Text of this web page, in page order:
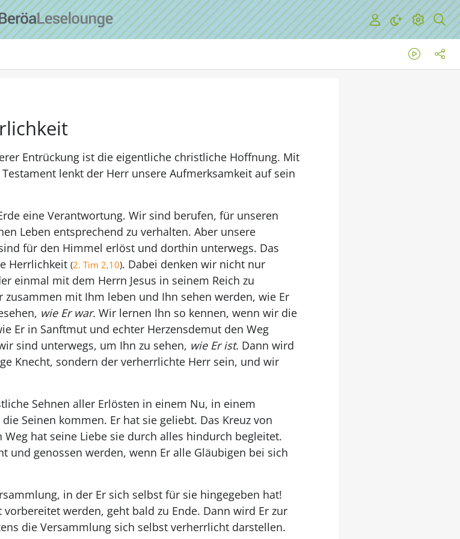
Entrückung ist die eigentliche christliche Hoffnung. Mit
lenkt der Herr unsere Aufmerksamkeit auf sein
eine Verantwortung. Wir sind berufen, für unseren
Leben entsprechend zu verhalten. Aber unsere
für den Himmel erlöst und dorthin unterwegs. Das
Herrlichkeit (2. Tim 2,10). Dabei denken wir nicht nur
einmal mit dem Herrn Jesus in seinem Reich zu
zusammen mit Ihm leben und Ihn sehen werden, wie Er
wie Er war. Wir lernen Ihn so kennen, wenn wir die
Er in Sanftmut und echter Herzensdemut den Weg
sind unterwegs, um Ihn zu sehen, wie Er ist. Dann wird
Knecht, sondern der verherrlichte Herr sein, und wir
Sehnen aller Erlösten in einem Nu, in einem
Seinen kommen. Er hat sie geliebt. Das Kreuz von
Weg hat seine Liebe sie durch alles hindurch begleitet.
und genossen werden, wenn Er alle Gläubigen bei sich
in der Er sich selbst für sie hingegeben hat!
werden, geht bald zu Ende. Dann wird Er zur
die Versammlung sich selbst verherrlicht darstellen.